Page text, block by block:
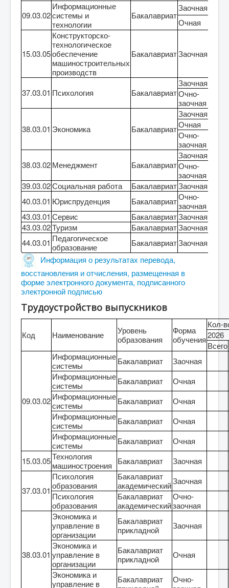
09.03.02
Информационные
системы и
технологии
Бакалавриат
Заочная
Очная
15.03.05
Конструкторско-
технологическое
обеспечение
машиностроительных
производств
БакалавриатЗаочная
37.03.01 Психология Бакалавриат
Заочная
Очно-
заочная
38.03.01 Экономика Бакалавриат
Заочная
Очная
Очно-
заочная
38.03.02Менеджмент Бакалавриат
Заочная
Очно-
заочная
39.03.02Социальная работа БакалавриатЗаочная
40.03.01 Юриспруденция БакалавриатОчно-
заочная
43.03.01 Сервис БакалавриатЗаочная
43.03.02Туризм БакалавриатЗаочная
44.03.01 Педагогическое
образование
БакалавриатЗаочная
Информация о результатах перевода,
восстановления и отчисления, размещенная в
форме электронного документа, подписанного
электронной подписью
Трудоустройство выпускников
Код Наименование
Уровень
образования
Форма
обучения
Кол-
2026
Всего
09.03.02
Информационные
системы
Бакалавриат
Заочная
Информационные
системы
Бакалавриат
Очная
Информационные
системы
Бакалавриат
Очная
Информационные
системы
Бакалавриат
Очная
Информационные
системы
Бакалавриат
Очная
15.03.05Технология
машиностроения
Бакалавриат Заочная
37.03.01
Психология
образования
Бакалавриат
академическийЗаочная
Психология
образования
Бакалавриат
академический
Очно-
заочная
38.03.01
Экономика и
управление в
организации
Бакалавриат
прикладной
Заочная
Экономика и
управление в
организации
Бакалавриат
прикладной
Очная
Экономика и
управление в
Бакалавриат
Очно-